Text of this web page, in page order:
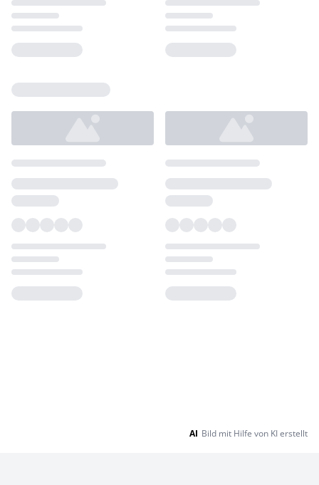
AI Bild mit Hilfe von KI erstellt